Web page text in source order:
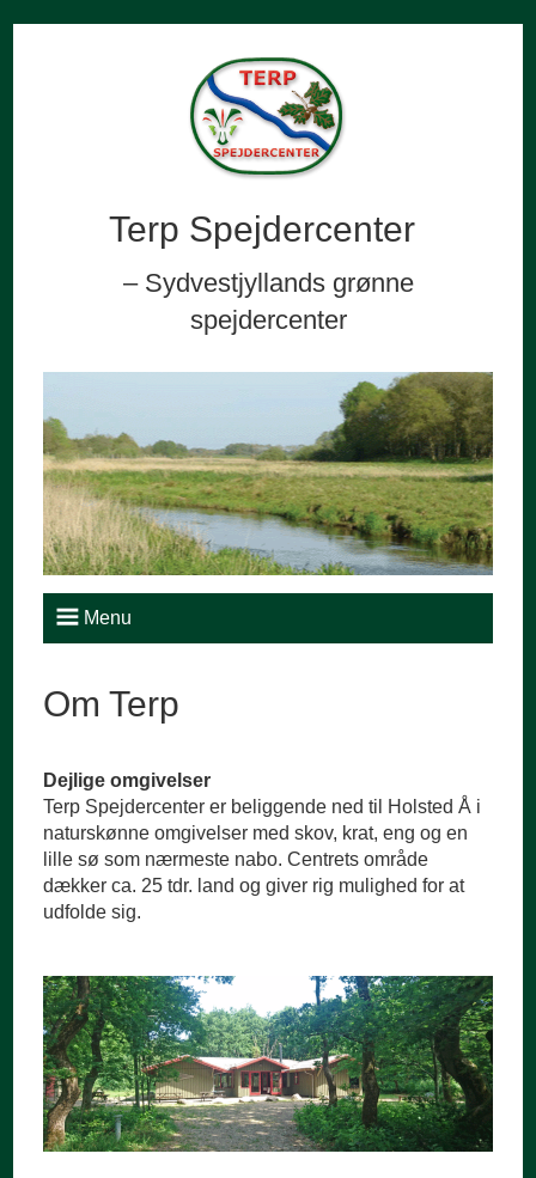
Terp Spejdercenter
– Sydvestjyllands grønne
spejdercenter
Menu
Om Terp
Dejlige omgivelser
Terp Spejdercenter er beliggende ned til Holsted Å i
naturskønne omgivelser med skov, krat, eng og en
lille sø som nærmeste nabo. Centrets område
dækker ca. 25 tdr. land og giver rig mulighed for at
udfolde sig.